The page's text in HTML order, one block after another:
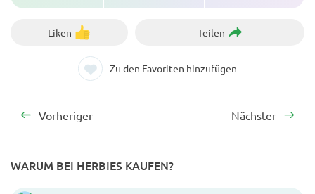
Liken Teilen
Zu den Favoriten hinzufügen
Vorheriger Nächster
WARUM BEI HERBIES KAUFEN?